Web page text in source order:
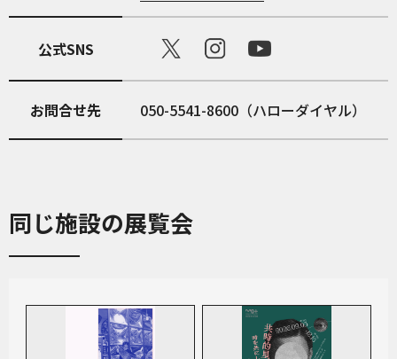
公式SNS
お問合せ先 050-5541-8600（ハローダイヤル）
同じ施設の展覧会